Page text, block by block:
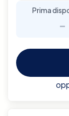
Prima
-